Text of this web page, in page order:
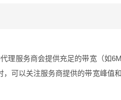
理服务商会提供充足的带宽（如6M
可以关注服务商提供的带宽峰值和